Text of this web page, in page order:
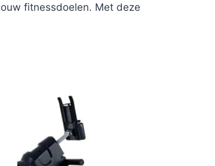
fitnessdoelen. Met deze